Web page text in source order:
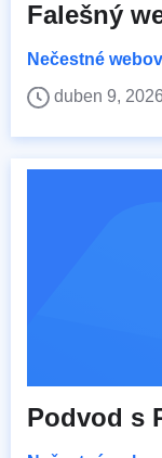
Falešný
Nečestné
duben 9, 2026
Podvod s